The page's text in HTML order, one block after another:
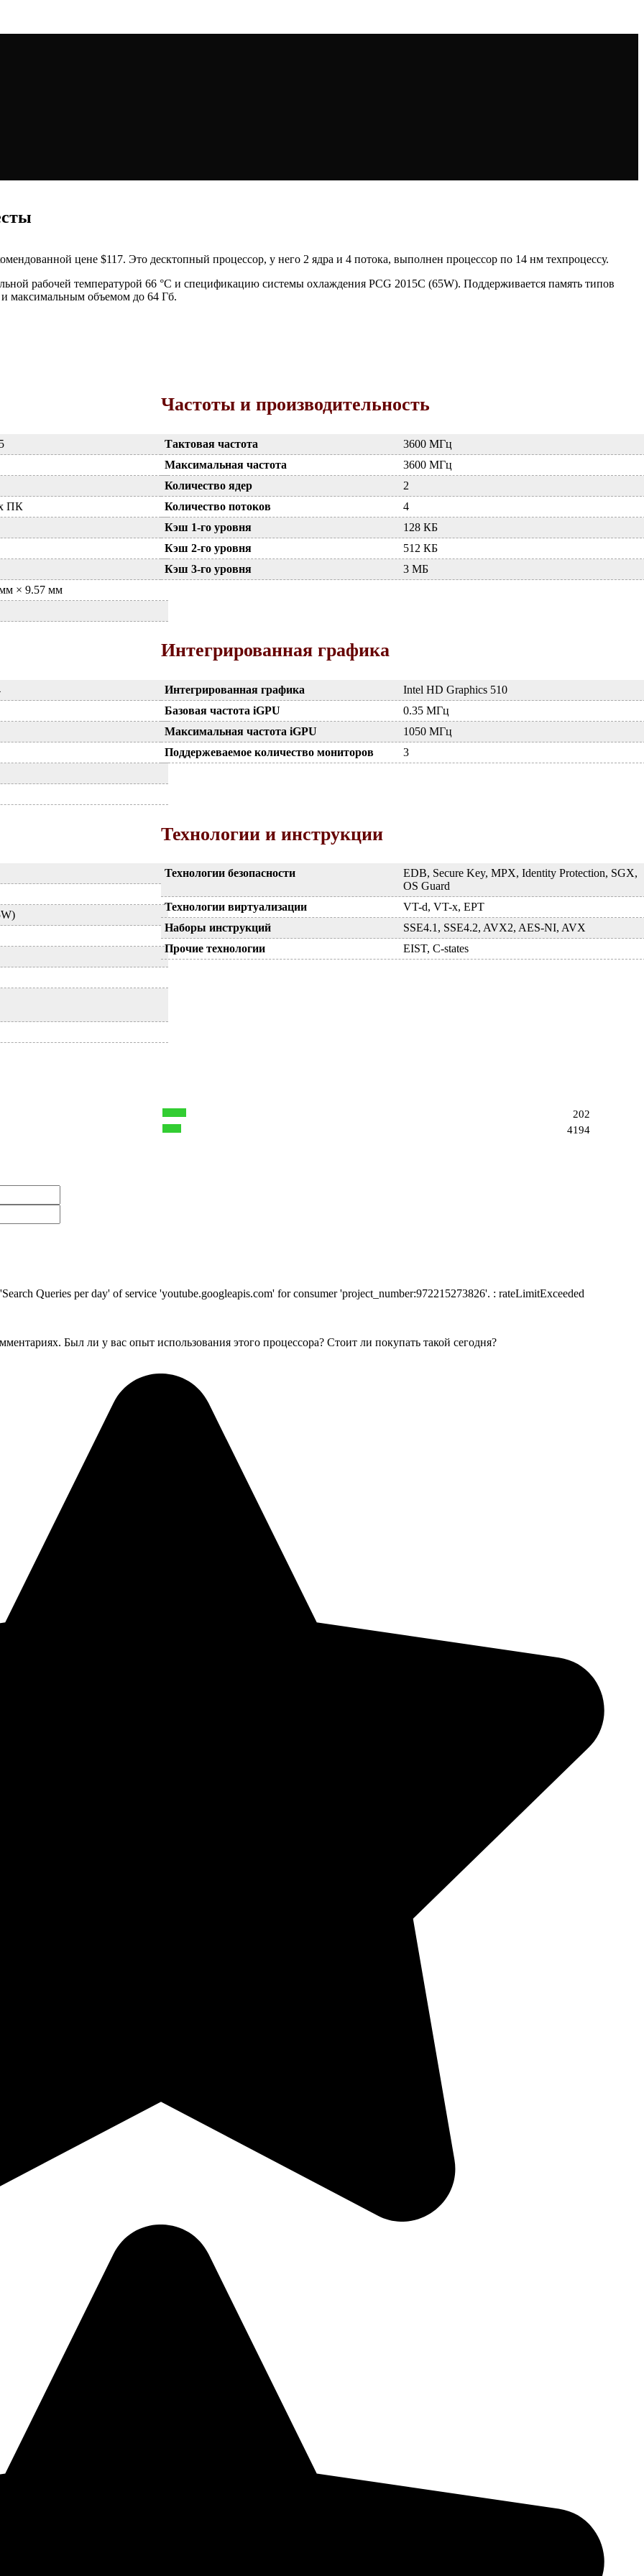
цене $117. Это десктопный процессор, у него 2 ядра и 4 потока, выполнен процессор по 14 нм техпроцессу.
рабочей температурой 66 °C и спецификацию системы охлаждения PCG 2015C (65W). Поддерживается память типов
максимальным объемом до 64 Гб.
ПК
× 9.57 мм
Частоты и производительность
Тактовая частота
3600 МГц
Максимальная частота
3600 МГц
Количество ядер
2
Количество потоков
4
Кэш 1-го уровня
128 КБ
Кэш 2-го уровня
512 КБ
Кэш 3-го уровня
3 МБ
Интегрированная графика
Интегрированная графика
Intel HD Graphics 510
Базовая частота iGPU
0.35 МГц
Максимальная частота iGPU
1050 МГц
Поддержеваемое количество мониторов
3
Технологии и инструкции
Технологии безопасности
EDB, Secure Key, MPX, Identity Protection, SGX,
OS Guard
Технологии виртуализации
VT-d, VT-x, EPT
Наборы инструкций
SSE4.1, SSE4.2, AVX2, AES-NI, AVX
Прочие технологии
EIST, C-states
202
4194
Queries per day' of service 'youtube.googleapis.com' for consumer 'project_number:972215273826'. : rateLimitExceeded
Был ли у вас опыт использования этого процессора? Стоит ли покупать такой сегодня?